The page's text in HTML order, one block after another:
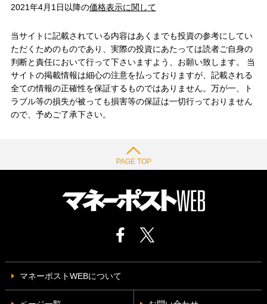
2021年4月1日以降の価格表示に関して
当サイトに記載されている内容はあくまでも投資の参考にしてい
ただくためのものであり、実際の投資にあたっては読者ご自身の
判断と責任において行って下さいますよう、お願い致します。 当
サイトの掲載情報は細心の注意を払っておりますが、記載される
全ての情報の正確性を保証するものではありません。万が一、ト
ラブル等の損失が被っても損害等の保証は一切行っておりません
ので、予めご了承下さい。
PAGE TOP
マネーポストWEBについて